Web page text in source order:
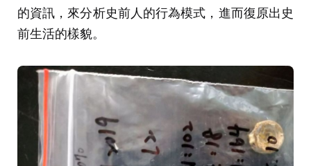
的資訊，來分析史前人的行為模式，進而復原出史
前生活的樣貌。